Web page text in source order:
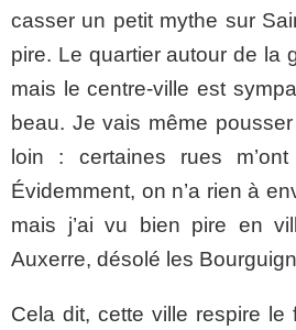
casser un petit mythe sur
pire. Le quartier autour de la
mais le centre-ville est
beau. Je vais même
loin : certaines rues
Évidemment, on n’a rien à
mais j’ai vu bien pire en
Auxerre, désolé les
Cela dit, cette ville respire le